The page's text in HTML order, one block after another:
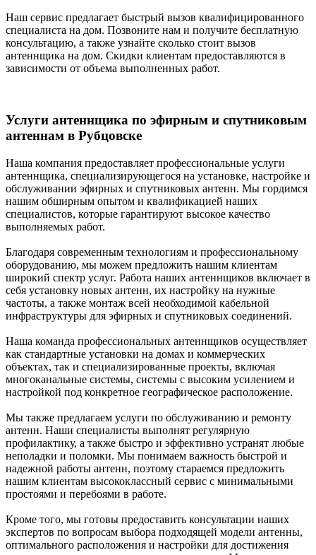
Наш сервис предлагает быстрый вызов квалифицированного
специалиста на дом. Позвоните нам и получите бесплатную
консультацию, а также узнайте сколько стоит вызов
антеннщика на дом. Скидки клиентам предоставляются в
зависимости от объема выполненных работ.
Услуги антеннщика по эфирным и спутниковым
антеннам в Рубцовске
Наша компания предоставляет профессиональные услуги
антеннщика, специализирующегося на установке, настройке и
обслуживании эфирных и спутниковых антенн. Мы гордимся
нашим обширным опытом и квалификацией наших
специалистов, которые гарантируют высокое качество
выполняемых работ.
Благодаря современным технологиям и профессиональному
оборудованию, мы можем предложить нашим клиентам
широкий спектр услуг. Работа наших антеннщиков включает в
себя установку новых антенн, их настройку на нужные
частоты, а также монтаж всей необходимой кабельной
инфраструктуры для эфирных и спутниковых соединений.
Наша команда профессиональных антеннщиков осуществляет
как стандартные установки на домах и коммерческих
объектах, так и специализированные проекты, включая
многоканальные системы, системы с высоким усилением и
настройкой под конкретное географическое расположение.
Мы также предлагаем услуги по обслуживанию и ремонту
антенн. Наши специалисты выполнят регулярную
профилактику, а также быстро и эффективно устранят любые
неполадки и поломки. Мы понимаем важность быстрой и
надежной работы антенн, поэтому стараемся предложить
нашим клиентам высококлассный сервис с минимальными
простоями и перебоями в работе.
Кроме того, мы готовы предоставить консультации наших
экспертов по вопросам выбора подходящей модели антенны,
оптимального расположения и настройки для достижения